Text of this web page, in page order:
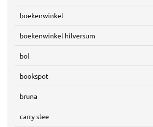
boekenwinkel
boekenwinkel hilversum
bol
bookspot
bruna
carry slee